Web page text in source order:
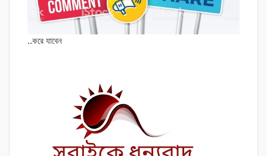
..করে যাবেন